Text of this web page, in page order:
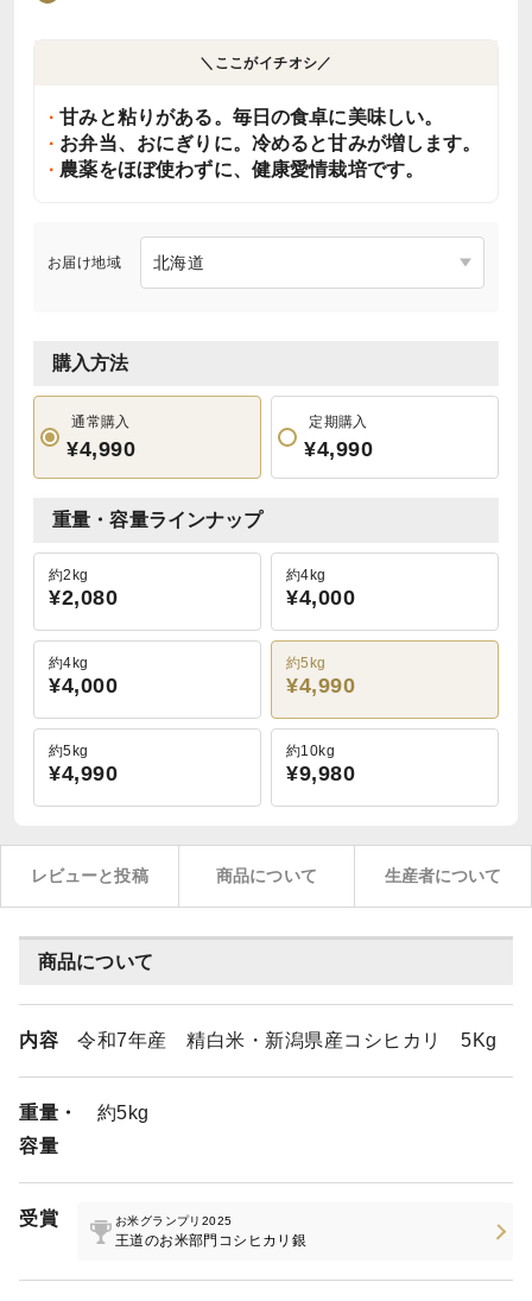
＼ここがイチオシ／
甘みと粘りがある。毎日の食卓に美味しい。
お弁当、おにぎりに。冷めると甘みが増します。
農薬をほぼ使わずに、健康愛情栽培です。
お届け地域
購入方法
通常購入
¥4,990
定期購入
¥4,990
重量・容量ラインナップ
約2kg
¥2,080
約4kg
¥4,000
約4kg
¥4,000
約5kg
¥4,990
約5kg
¥4,990
約10kg
¥9,980
レビューと投稿 商品について 生産者について
商品について
内容 令和7年産 精白米・新潟県産コシヒカリ 5Kg
重量・
容量
約5kg
受賞 お米グランプリ2025
王道のお米部門コシヒカリ銀